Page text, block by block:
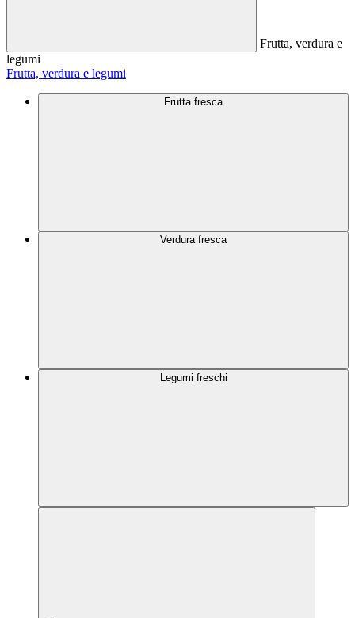
Frutta, verdura e
legumi
Frutta, verdura e legumi
Frutta fresca
Verdura fresca
Legumi freschi